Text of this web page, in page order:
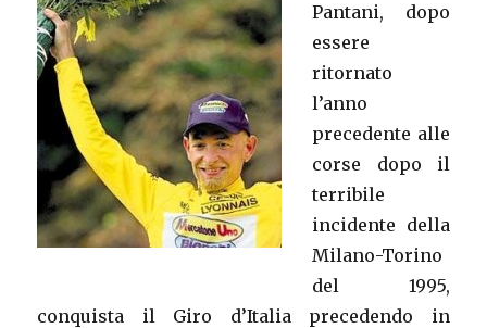
Pantani, dopo
essere
ritornato
l’anno
precedente alle
corse dopo il
terribile
incidente della
Milano-Torino
del 1995,
conquista il Giro d’Italia precedendo in